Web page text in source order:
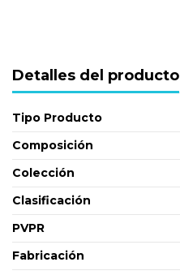
Detalles del producto
Tipo Producto
Composición
Colección
Clasificación
PVPR
Fabricación